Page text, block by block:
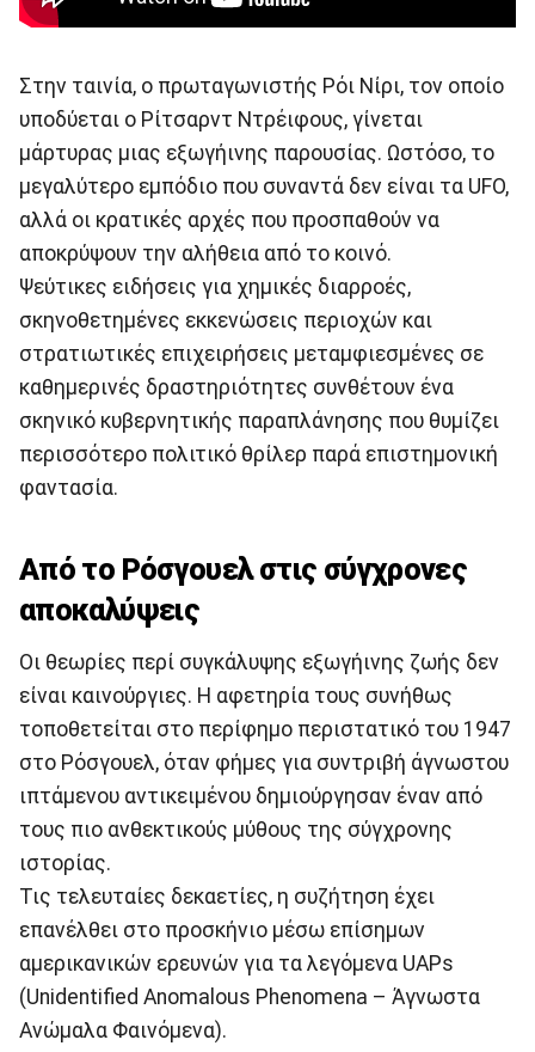
Στην ταινία, ο πρωταγωνιστής Ρόι Νίρι, τον οποίο
υποδύεται ο Ρίτσαρντ Ντρέιφους, γίνεται
μάρτυρας μιας εξωγήινης παρουσίας. Ωστόσο, το
μεγαλύτερο εμπόδιο που συναντά δεν είναι τα UFO,
αλλά οι κρατικές αρχές που προσπαθούν να
αποκρύψουν την αλήθεια από το κοινό.
Ψεύτικες ειδήσεις για χημικές διαρροές,
σκηνοθετημένες εκκενώσεις περιοχών και
στρατιωτικές επιχειρήσεις μεταμφιεσμένες σε
καθημερινές δραστηριότητες συνθέτουν ένα
σκηνικό κυβερνητικής παραπλάνησης που θυμίζει
περισσότερο πολιτικό θρίλερ παρά επιστημονική
φαντασία.
Από το Ρόσγουελ στις σύγχρονες
αποκαλύψεις
Οι θεωρίες περί συγκάλυψης εξωγήινης ζωής δεν
είναι καινούργιες. Η αφετηρία τους συνήθως
τοποθετείται στο περίφημο περιστατικό του 1947
στο Ρόσγουελ, όταν φήμες για συντριβή άγνωστου
ιπτάμενου αντικειμένου δημιούργησαν έναν από
τους πιο ανθεκτικούς μύθους της σύγχρονης
ιστορίας.
Τις τελευταίες δεκαετίες, η συζήτηση έχει
επανέλθει στο προσκήνιο μέσω επίσημων
αμερικανικών ερευνών για τα λεγόμενα UAPs
(Unidentified Anomalous Phenomena – Άγνωστα
Ανώμαλα Φαινόμενα).